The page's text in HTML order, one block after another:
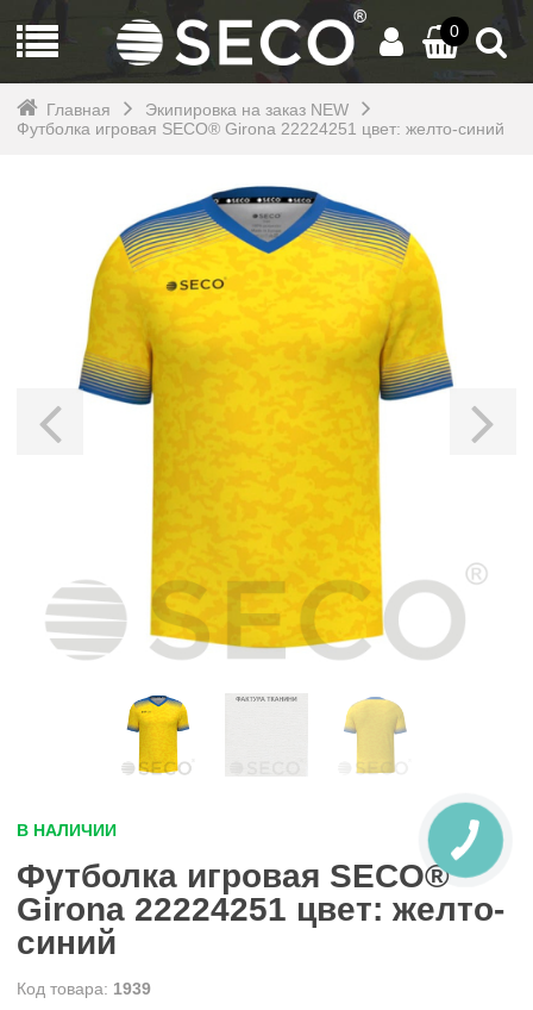
0
Главная
Экипировка на заказ NEW
Футболка игровая SECO® Girona 22224251 цвет: желто-синий
В НАЛИЧИИ
Футболка игровая SECO®
Girona 22224251 цвет: желто-
синий
1939